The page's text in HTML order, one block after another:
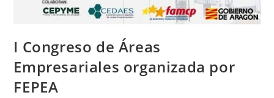
I Congreso de Áreas
Empresariales organizada por
FEPEA